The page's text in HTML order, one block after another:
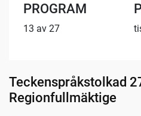
PROGRAM
13 av 27
Teckenspråkstolkad
Regionfullmäktige